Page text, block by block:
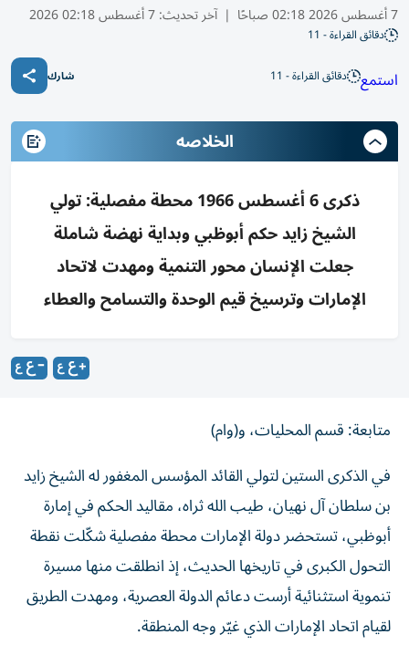
7 أغسطس 2026 02:18 صباحًا | آخر تحديث:7 أغسطس 02:18 2026
دقائق القراءة - 11
استمع دقائق القراءة - 11 شارك
الخلاصه
ذكرى 6 أغسطس 1966 محطة مفصلية: تولي
الشيخ زايد حكم أبوظبي وبداية نهضة شاملة
جعلت الإنسان محور التنمية ومهدت لاتحاد
الإمارات وترسيخ قيم الوحدة والتسامح والعطاء
متابعة: قسم المحليات، و(وام)
في الذكرى الستين لتولي القائد المؤسس المغفور له الشيخ زايد
بن سلطان آل نهيان، طيب الله ثراه، مقاليد الحكم في إمارة
أبوظبي، تستحضر دولة الإمارات محطة مفصلية شكّلت نقطة
التحول الكبرى في تاريخها الحديث، إذ انطلقت منها مسيرة
تنموية استثنائية أرست دعائم الدولة العصرية، ومهدت الطريق
لقيام اتحاد الإمارات الذي غيّر وجه المنطقة.